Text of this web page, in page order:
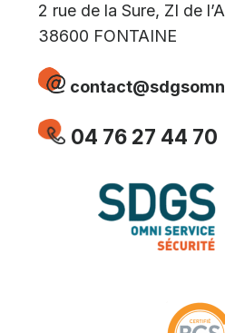
2 rue de la Sure, ZI de
38600 FONTAINE
04 76 27 44 70